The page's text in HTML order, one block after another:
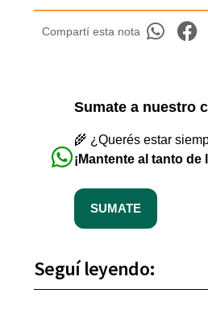
Compartí esta nota
Sumate a nuestro
🌾 ¿Querés estar
¡Mantente al tanto
SUMATE
Seguí leyendo: